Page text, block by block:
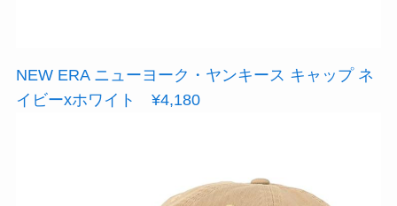
NEW ERA ニューヨーク・ヤンキース キャップ ネ
イビーxホワイト ¥4,180